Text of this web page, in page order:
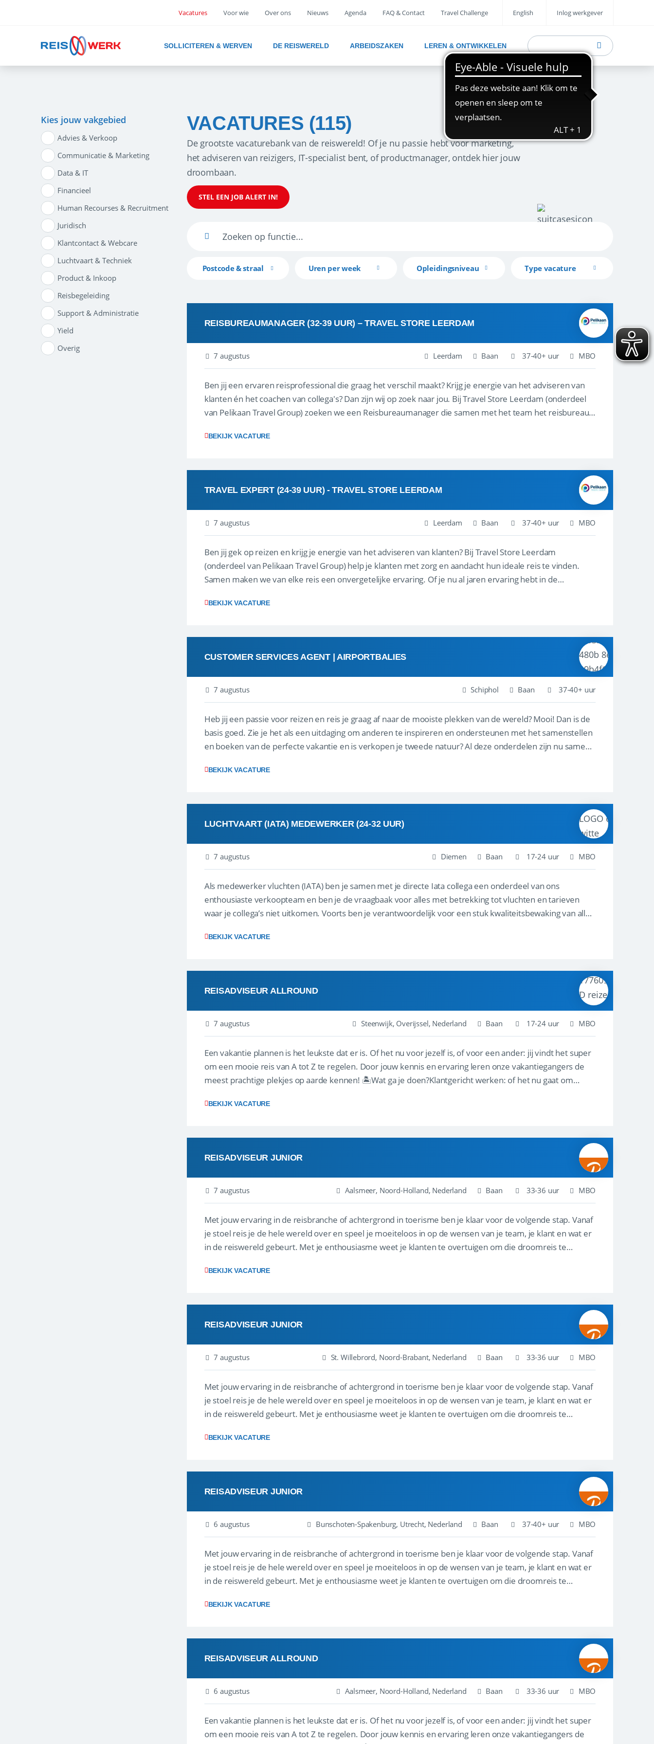
Vacatures Voor wie Over ons Nieuws Agenda FAQ & Contact Travel Challenge English Inlog werkgever
SOLLICITEREN & WERVEN DE REISWERELD ARBEIDSZAKEN LEREN & ONTWIKKELEN
Kies jouw vakgebied
Advies & Verkoop
Communicatie & Marketing
Data & IT
Financieel
Human Recourses & Recruitment
Juridisch
Klantcontact & Webcare
Luchtvaart & Techniek
Product & Inkoop
Reisbegeleiding
Support & Administratie
Yield
Overig
VACATURES (115)
De grootste vacaturebank van de reiswereld! Of je nu passie hebt voor marketing,
het adviseren van reizigers, IT-specialist bent, of productmanager, ontdek hier jouw
droombaan.
STEL EEN JOB ALERT IN!
Postcode & straal Uren per week Opleidingsniveau Type vacature
REISBUREAUMANAGER (32-39 UUR) – TRAVEL STORE LEERDAM
7 augustus Leerdam Baan 37-40+ uur MBO
Ben jij een ervaren reisprofessional die graag het verschil maakt? Krijg je energie van het adviseren van
klanten én het coachen van collega's? Dan zijn wij op zoek naar jou. Bij Travel Store Leerdam (onderdeel
van Pelikaan Travel Group) zoeken we een Reisbureaumanager die samen met het team het reisbureau
BEKIJK VACATURE
TRAVEL EXPERT (24-39 UUR) - TRAVEL STORE LEERDAM
7 augustus Leerdam Baan 37-40+ uur MBO
Ben jij gek op reizen en krijg je energie van het adviseren van klanten? Bij Travel Store Leerdam
(onderdeel van Pelikaan Travel Group) help je klanten met zorg en aandacht hun ideale reis te vinden.
Samen maken we van elke reis een onvergetelijke ervaring. Of je nu al jaren ervaring hebt in de
BEKIJK VACATURE
CUSTOMER SERVICES AGENT | AIRPORTBALIES
7 augustus Schiphol Baan 37-40+ uur
Heb jij een passie voor reizen en reis je graag af naar de mooiste plekken van de wereld? Mooi! Dan is de
basis goed. Zie je het als een uitdaging om anderen te inspireren en ondersteunen met het samenstellen
en boeken van de perfecte vakantie en is verkopen je tweede natuur? Al deze onderdelen zijn nu samen
BEKIJK VACATURE
LUCHTVAART (IATA) MEDEWERKER (24-32 UUR)
7 augustus Diemen Baan 17-24 uur MBO
Als medewerker vluchten (IATA) ben je samen met je directe Iata collega een onderdeel van ons
enthousiaste verkoopteam en ben je de vraagbaak voor alles met betrekking tot vluchten en tarieven
waar je collega’s niet uitkomen. Voorts ben je verantwoordelijk voor een stuk kwaliteitsbewaking van alles
BEKIJK VACATURE
REISADVISEUR ALLROUND
7 augustus Steenwijk, Overijssel, Nederland Baan 17-24 uur MBO
Een vakantie plannen is het leukste dat er is. Of het nu voor jezelf is, of voor een ander: jij vindt het super
om een mooie reis van A tot Z te regelen. Door jouw kennis en ervaring leren onze vakantiegangers de
meest prachtige plekjes op aarde kennen! 🏝️Wat ga je doen?Klantgericht werken: of het nu gaat om
BEKIJK VACATURE
REISADVISEUR JUNIOR
7 augustus Aalsmeer, Noord-Holland, Nederland Baan 33-36 uur MBO
Met jouw ervaring in de reisbranche of achtergrond in toerisme ben je klaar voor de volgende stap. Vanaf
je stoel reis je de hele wereld over en speel je moeiteloos in op de wensen van je team, je klant en wat er
in de reiswereld gebeurt. Met je enthousiasme weet je klanten te overtuigen om die droomreis te
BEKIJK VACATURE
REISADVISEUR JUNIOR
7 augustus St. Willebrord, Noord-Brabant, Nederland Baan 33-36 uur MBO
Met jouw ervaring in de reisbranche of achtergrond in toerisme ben je klaar voor de volgende stap. Vanaf
je stoel reis je de hele wereld over en speel je moeiteloos in op de wensen van je team, je klant en wat er
in de reiswereld gebeurt. Met je enthousiasme weet je klanten te overtuigen om die droomreis te
BEKIJK VACATURE
REISADVISEUR JUNIOR
6 augustus Bunschoten-Spakenburg, Utrecht, Nederland Baan 37-40+ uur MBO
Met jouw ervaring in de reisbranche of achtergrond in toerisme ben je klaar voor de volgende stap. Vanaf
je stoel reis je de hele wereld over en speel je moeiteloos in op de wensen van je team, je klant en wat er
in de reiswereld gebeurt. Met je enthousiasme weet je klanten te overtuigen om die droomreis te
BEKIJK VACATURE
REISADVISEUR ALLROUND
6 augustus Aalsmeer, Noord-Holland, Nederland Baan 33-36 uur MBO
Een vakantie plannen is het leukste dat er is. Of het nu voor jezelf is, of voor een ander: jij vindt het super
om een mooie reis van A tot Z te regelen. Door jouw kennis en ervaring leren onze vakantiegangers de